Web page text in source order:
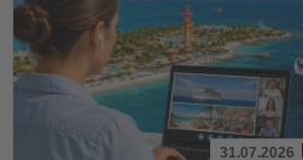
31.07.2026